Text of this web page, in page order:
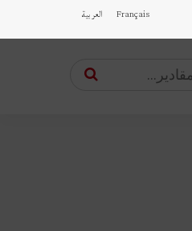
Français العربية